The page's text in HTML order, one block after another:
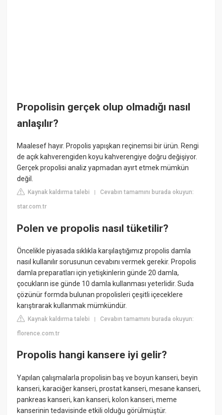
Propolisin gerçek olup olmadığı nasıl
anlaşılır?
Maalesef hayır. Propolis yapışkan reçinemsi bir ürün. Rengi
de açık kahverengiden koyu kahverengiye doğru değişiyor.
Gerçek propolisi analiz yapmadan ayırt etmek mümkün
değil.
Kaynak kaldırma talebi |Cevabın tamamını burada okuyun:
star.com.tr
Polen ve propolis nasıl tüketilir?
Öncelikle piyasada sıklıkla karşılaştığımız propolis damla
nasıl kullanılır sorusunun cevabını vermek gerekir. Propolis
damla preparatları için yetişkinlerin günde 20 damla,
çocukların ise günde 10 damla kullanması yeterlidir. Suda
çözünür formda bulunan propolisleri çeşitli içeceklere
karıştırarak kullanmak mümkündür.
Kaynak kaldırma talebi |Cevabın tamamını burada okuyun:
florence.com.tr
Propolis hangi kansere iyi gelir?
Yapılan çalışmalarla propolisin baş ve boyun kanseri, beyin
kanseri, karaciğer kanseri, prostat kanseri, mesane kanseri,
pankreas kanseri, kan kanseri, kolon kanseri, meme
kanserinin tedavisinde etkili olduğu görülmüştür.